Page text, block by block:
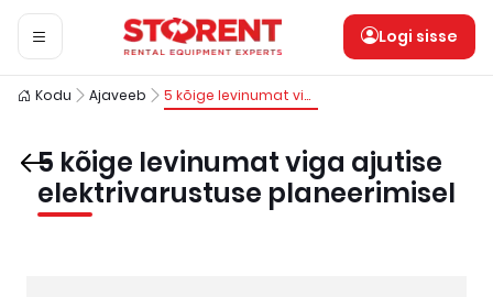
Logi sisse
Kodu Ajaveeb 5 kõige levinumat viga ajutise elektrivarustuse planeerimisel
5 kõige levinumat viga ajutise
elektrivarustuse planeerimisel